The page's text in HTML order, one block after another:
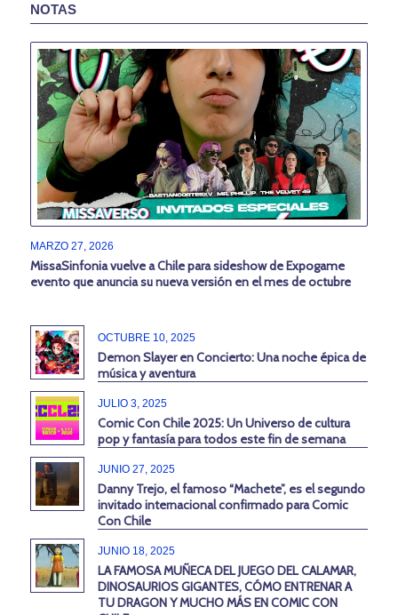
NOTAS
MARZO 27, 2026
MissaSinfonia vuelve a Chile para sideshow de Expogame
evento que anuncia su nueva versión en el mes de octubre
OCTUBRE 10, 2025
Demon Slayer en Concierto: Una noche épica de
música y aventura
JULIO 3, 2025
Comic Con Chile 2025: Un Universo de cultura
pop y fantasía para todos este fin de semana
JUNIO 27, 2025
Danny Trejo, el famoso “Machete”, es el segundo
invitado internacional confirmado para Comic
Con Chile
JUNIO 18, 2025
LA FAMOSA MUÑECA DEL JUEGO DEL CALAMAR,
DINOSAURIOS GIGANTES, CÓMO ENTRENAR A
TU DRAGON Y MUCHO MÁS EN COMIC CON